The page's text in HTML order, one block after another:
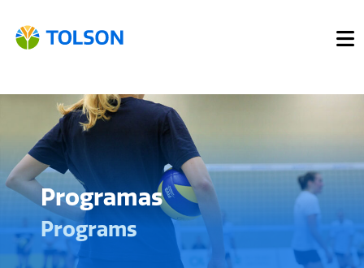
Programas
Programs